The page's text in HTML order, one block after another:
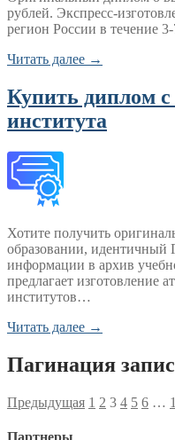
рублей. Экспресс-
регион России в течение
Читать далее →
Купить диплом с
института
Хотите получить
образовании,
информации в архив
предлагает изготовление
институтов…
Читать далее →
Пагинация
Предыдущая 1 2 3 4 5 6 …